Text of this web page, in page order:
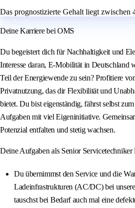
Das prognostizierte Gehalt liegt zwischen
Deine Karriere bei OMS
Du begeistert dich für Nachhaltigkeit und
Interesse daran, E-Mobilität in Deutschland
Teil der Energiewende zu sein? Profitiere
Privatnutzung, das dir Flexibilität und
bietet. Du bist eigenständig, fährst selbst
Aufgaben mit viel Eigeninitiative.
Potenzial entfalten und stetig wachsen.
Deine Aufgaben als Senior
Du übernimmst den Service und die
Ladeinfrastrukturen (AC/DC) bei
tauschst bei Bedarf auch mal eine